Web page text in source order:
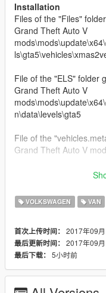
Installation
Files of the "Files"
Grand Theft Auto V
File of the "ELS" folder
Grand Theft Auto V
n\data\levels\gta5
File of the
Grand Theft Auto V
MODEL: Prio1Gaming
UV MAPPING: Dustin
LIGHTS: Dustin
I hope you enjoy!
VOLKSWAGEN VAN
首次上传时间： 2017年09
最后更新时间： 2017年09
最后下载： 5小时前